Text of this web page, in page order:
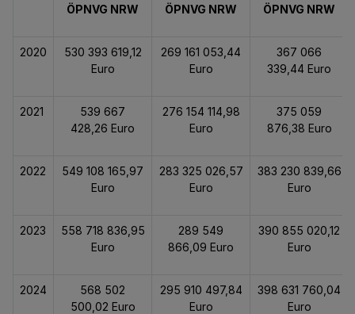
ÖPNVG NRW
ÖPNVG NRW
ÖPNVG NRW
2020
530 393 619,12
Euro
269 161 053,44
Euro
367 066
339,44 Euro
2021
539 667
428,26 Euro
276 154 114,98
Euro
375 059
876,38 Euro
2022
549 108 165,97
Euro
283 325 026,57
Euro
383 230 839,66
Euro
2023
558 718 836,95
Euro
289 549
866,09 Euro
390 855 020,12
Euro
2024
568 502
500,02 Euro
295 910 497,84
Euro
398 631 760,04
Euro